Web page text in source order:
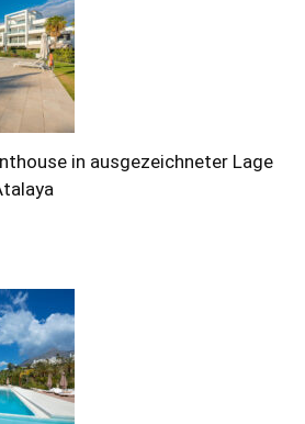
in ausgezeichneter Lage